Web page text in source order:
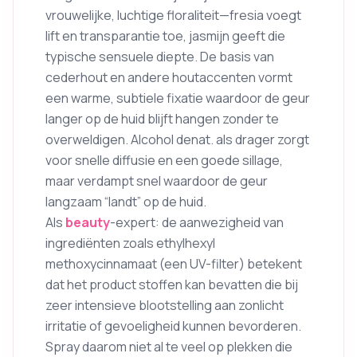
vrouwelijke, luchtige floraliteit—fresia voegt
lift en transparantie toe, jasmijn geeft die
typische sensuele diepte. De basis van
cederhout en andere houtaccenten vormt
een warme, subtiele fixatie waardoor de geur
langer op de huid blijft hangen zonder te
overweldigen. Alcohol denat. als drager zorgt
voor snelle diffusie en een goede sillage,
maar verdampt snel waardoor de geur
langzaam “landt” op de huid.
Als beauty-expert: de aanwezigheid van
ingrediënten zoals ethylhexyl
methoxycinnamaat (een UV-filter) betekent
dat het product stoffen kan bevatten die bij
zeer intensieve blootstelling aan zonlicht
irritatie of gevoeligheid kunnen bevorderen.
Spray daarom niet al te veel op plekken die